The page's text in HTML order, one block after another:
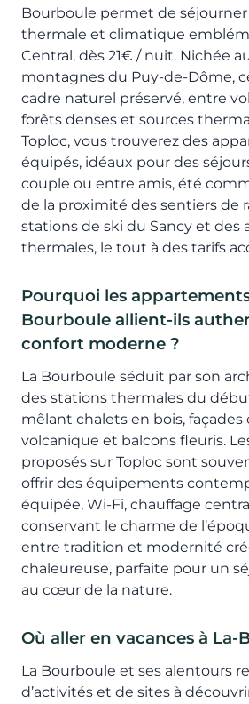
Bourboule permet de
thermale et climatique
Central, dès 21€ / nuit. Nichée
montagnes du Puy-de-Dôme,
cadre naturel préservé, entre
forêts denses et sources
Toploc, vous trouverez des
équipés, idéaux pour des
couple ou entre amis, été
de la proximité des sentiers de
stations de ski du Sancy et des
thermales, le tout à des tarifs
Pourquoi les
Bourboule allient-ils
confort moderne ?
La Bourboule séduit par son
des stations thermales du
mêlant chalets en bois, façades
volcanique et balcons fleuris.
proposés sur Toploc sont
offrir des équipements
équipée, Wi-Fi, chauffage
conservant le charme de
entre tradition et modernité
chaleureuse, parfaite pour un
au cœur de la nature.
Où aller en vacances à La-
La Bourboule et ses alentours
d’activités et de sites à